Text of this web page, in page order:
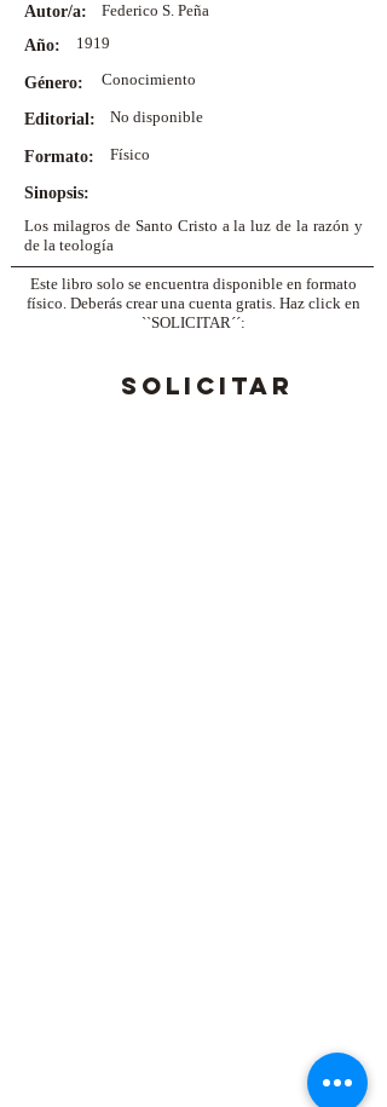
Autor/a:
Federico S. Peña
Año:
1919
Género: Conocimiento
No disponible
Editorial:
Formato: Físico
Sinopsis:
Los milagros de Santo Cristo a la luz de la razón y
de la teología
Este libro solo se encuentra disponible en formato
físico. Deberás crear una cuenta gratis. Haz click en
``SOLICITAR´´:
SOLICITAR